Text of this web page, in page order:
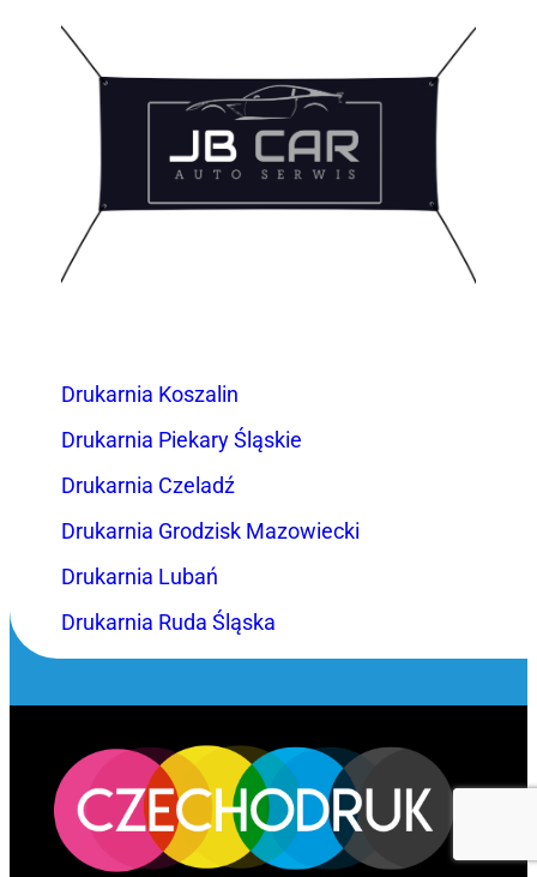
Drukarnia Koszalin
Drukarnia Piekary Śląskie
Drukarnia Czeladź
Drukarnia Grodzisk Mazowiecki
Drukarnia Lubań
Drukarnia Ruda Śląska